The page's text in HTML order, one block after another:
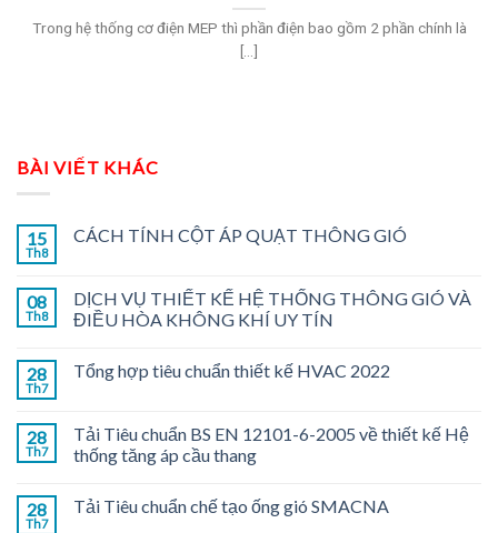
Trong hệ thống cơ điện MEP thì phần điện bao gồm 2 phần chính là
[...]
BÀI VIẾT KHÁC
15
Th8
CÁCH TÍNH CỘT ÁP QUẠT THÔNG GIÓ
08
Th8
DỊCH VỤ THIẾT KẾ HỆ THỐNG THÔNG GIÓ VÀ
ĐIỀU HÒA KHÔNG KHÍ UY TÍN
28
Th7
Tổng hợp tiêu chuẩn thiết kế HVAC 2022
28
Th7
Tải Tiêu chuẩn BS EN 12101-6-2005 về thiết kế Hệ
thống tăng áp cầu thang
28
Th7
Tải Tiêu chuẩn chế tạo ống gió SMACNA